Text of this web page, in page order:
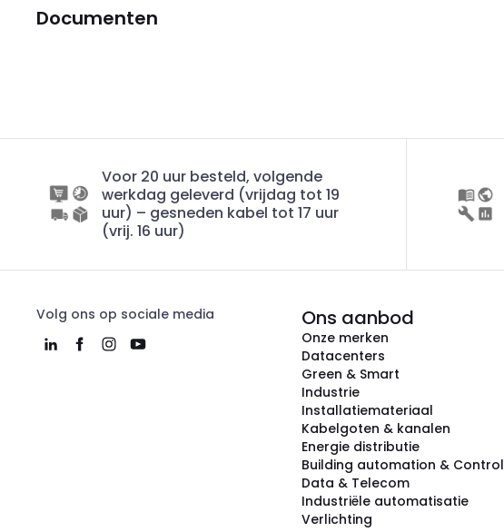
Documenten
Voor 20 uur besteld, volgende
werkdag geleverd (vrijdag tot 19
uur) – gesneden kabel tot 17 uur
(vrij. 16 uur)
Volg ons op sociale media Ons aanbod
Onze merken
Datacenters
Green & Smart
Industrie
Installatiemateriaal
Kabelgoten & kanalen
Energie distributie
Building automation & Control
Data & Telecom
Industriële automatisatie
Verlichting